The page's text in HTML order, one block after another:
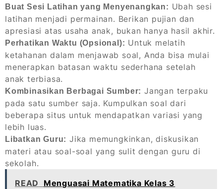
Buat Sesi Latihan yang Menyenangkan: Ubah sesi
latihan menjadi permainan. Berikan pujian dan
apresiasi atas usaha anak, bukan hanya hasil akhir.
Perhatikan Waktu (Opsional): Untuk melatih
ketahanan dalam menjawab soal, Anda bisa mulai
menerapkan batasan waktu sederhana setelah
anak terbiasa.
Kombinasikan Berbagai Sumber: Jangan terpaku
pada satu sumber saja. Kumpulkan soal dari
beberapa situs untuk mendapatkan variasi yang
lebih luas.
Libatkan Guru: Jika memungkinkan, diskusikan
materi atau soal-soal yang sulit dengan guru di
sekolah.
READ
Menguasai Matematika Kelas 3